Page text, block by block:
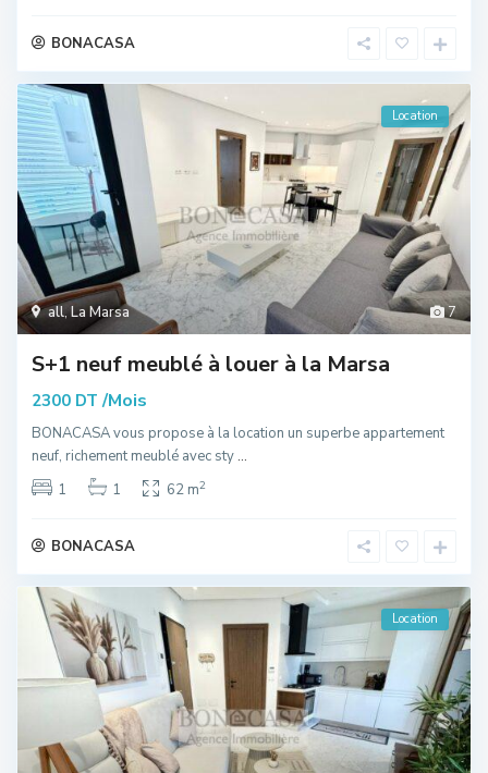
BONACASA
7
all,La Marsa
Location
S+1 neuf meublé à louer à la Marsa
2300 DT /Mois
BONACASA vous propose à la location un superbe appartement
neuf, richement meublé avec sty...
1
1 62 m2
BONACASA
Location